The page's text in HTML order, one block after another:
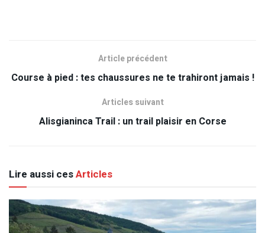
Article précédent
Course à pied : tes chaussures ne te trahiront jamais !
Articles suivant
Alisgianinca Trail : un trail plaisir en Corse
Lire aussi cesArticles